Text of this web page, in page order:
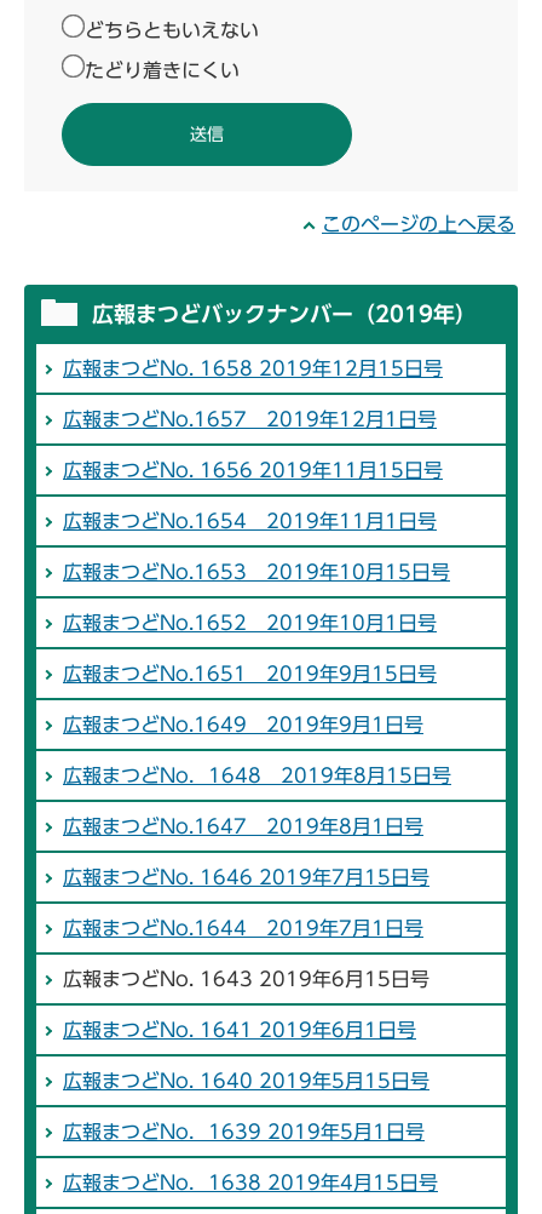
どちらともいえない
たどり着きにくい
このページの上へ戻る
広報まつどバックナンバー（2019年）
広報まつどNo. 1658 2019年12月15日号
広報まつどNo.1657 2019年12月1日号
広報まつどNo. 1656 2019年11月15日号
広報まつどNo.1654 2019年11月1日号
広報まつどNo.1653 2019年10月15日号
広報まつどNo.1652 2019年10月1日号
広報まつどNo.1651 2019年9月15日号
広報まつどNo.1649 2019年9月1日号
広報まつどNo．1648 2019年8月15日号
広報まつどNo.1647 2019年8月1日号
広報まつどNo. 1646 2019年7月15日号
広報まつどNo.1644 2019年7月1日号
広報まつどNo. 1643 2019年6月15日号
広報まつどNo. 1641 2019年6月1日号
広報まつどNo. 1640 2019年5月15日号
広報まつどNo．1639 2019年5月1日号
広報まつどNo．1638 2019年4月15日号